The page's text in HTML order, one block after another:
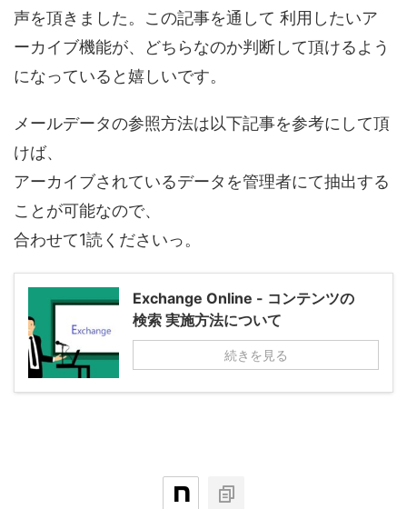
声を頂きました。この記事を通して 利用したいア
ーカイブ機能が、どちらなのか判断して頂けるよう
になっていると嬉しいです。
メールデータの参照方法は以下記事を参考にして頂
けば、
アーカイブされているデータを管理者にて抽出する
ことが可能なので、
合わせて1読くださいっ。
Exchange Online - コンテンツの
検索 実施方法について
続きを見る